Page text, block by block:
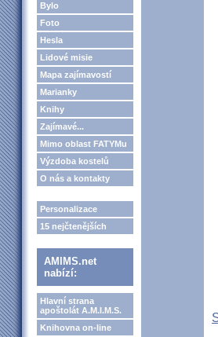
Bylo
Foto
Hesla
Lidové misie
Mapa zajímavostí
Marianky
Knihy
Zajímavé...
Mimo oblast FATYMu
Výzdoba kostelů
O nás a kontakty
Personalizace
15 nejčtenějších
AMIMS.net
nabízí:
Hlavní strana
apoštolát A.M.I.M.S.
Knihovna on-line